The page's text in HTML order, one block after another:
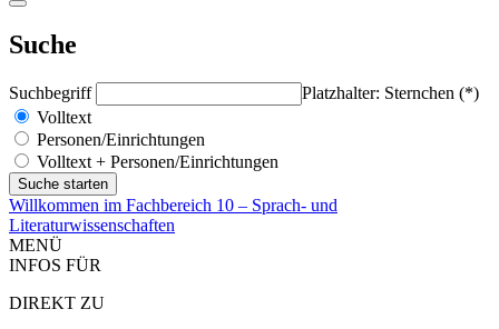
Suche
Suchbegriff
Platzhalter: Sternchen (*)
Volltext
Personen/Einrichtungen
Volltext + Personen/Einrichtungen
Willkommen im Fachbereich 10 – Sprach- und
Literaturwissenschaften
MENÜ
INFOS FÜR
DIREKT ZU